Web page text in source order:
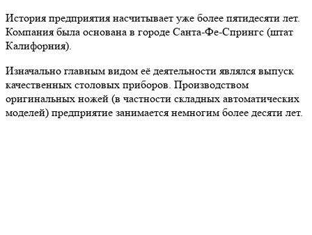
История предприятия насчитывает уже более пятидесяти лет.
Компания была основана в городе Санта-Фе-Спрингс (штат
Калифорния).
Изначально главным видом её деятельности являлся выпуск
качественных столовых приборов. Производством
оригинальных ножей (в частности складных автоматических
моделей) предприятие занимается немногим более десяти лет.